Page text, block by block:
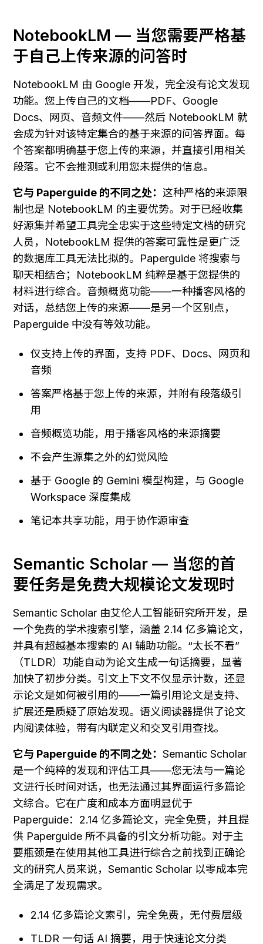
NotebookLM — 当您需要严格基
于自己上传来源的问答时
NotebookLM 由 Google 开发，完全没有论文发现
功能。您上传自己的文档——PDF、Google
Docs、网页、音频文件——然后 NotebookLM 就
会成为针对该特定集合的基于来源的问答界面。每
个答案都明确基于您上传的来源，并直接引用相关
段落。它不会推测或利用您未提供的信息。
它与 Paperguide 的不同之处： 这种严格的来源限
制也是 NotebookLM 的主要优势。对于已经收集
好源集并希望工具完全忠实于这些特定文档的研究
人员，NotebookLM 提供的答案可靠性是更广泛
的数据库工具无法比拟的。Paperguide 将搜索与
聊天相结合；NotebookLM 纯粹是基于您提供的
材料进行综合。音频概览功能——一种播客风格的
对话，总结您上传的来源——是另一个区别点，
Paperguide 中没有等效功能。
仅支持上传的界面，支持 PDF、Docs、网页和
音频
答案严格基于您上传的来源，并附有段落级引
用
音频概览功能，用于播客风格的来源摘要
不会产生源集之外的幻觉风险
基于 Google 的 Gemini 模型构建，与 Google
Workspace 深度集成
笔记本共享功能，用于协作源审查
Semantic Scholar — 当您的首
要任务是免费大规模论文发现时
Semantic Scholar 由艾伦人工智能研究所开发，是
一个免费的学术搜索引擎，涵盖 2.14 亿多篇论文，
并具有超越基本搜索的 AI 辅助功能。“太长不看”
（TLDR）功能自动为论文生成一句话摘要，显著
加快了初步分类。引文上下文不仅显示计数，还显
示论文是如何被引用的——一篇引用论文是支持、
扩展还是质疑了原始发现。语义阅读器提供了论文
内阅读体验，带有内联定义和交叉引用查找。
它与 Paperguide 的不同之处： Semantic Scholar
是一个纯粹的发现和评估工具——您无法与一篇论
文进行长时间对话，也无法通过其界面运行多篇论
文综合。它在广度和成本方面明显优于
Paperguide：2.14 亿多篇论文，完全免费，并且提
供 Paperguide 所不具备的引文分析功能。对于主
要瓶颈是在使用其他工具进行综合之前找到正确论
文的研究人员来说，Semantic Scholar 以零成本完
全满足了发现需求。
2.14 亿多篇论文索引，完全免费，无付费层级
TLDR 一句话 AI 摘要，用于快速论文分类